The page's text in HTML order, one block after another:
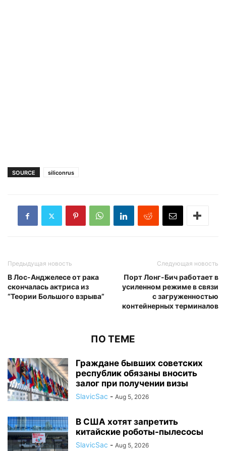
SOURCE siliconrus
Предыдущая новость
В Лос-Анджелесе от рака
скончалась актриса из
“Теории Большого взрыва”
Следующая новость
Порт Лонг-Бич работает в
усиленном режиме в связи
с загруженностью
контейнерных терминалов
ПО ТЕМЕ
Граждане бывших советских
республик обязаны вносить
залог при получении визы
SlavicSac - Aug 5, 2026
В США хотят запретить
китайские роботы-пылесосы
SlavicSac - Aug 5, 2026